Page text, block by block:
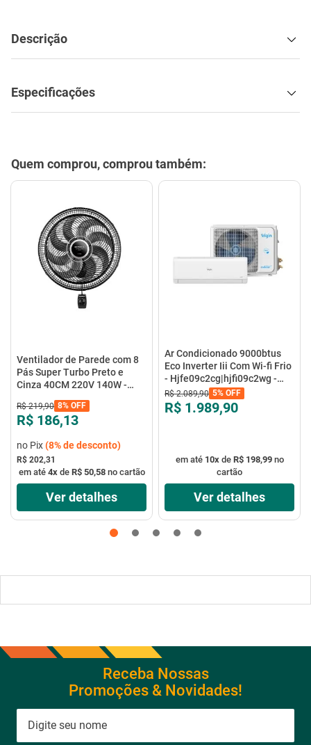
Descrição
Especificações
Quem comprou, comprou também:
Ventilador de Parede com 8
Pás Super Turbo Preto e
Cinza 40CM 220V 140W -
R$ 219,90 8% OFF
R$ 186,13
no Pix(8%de desconto)
R$ 202,31
em até 4xde R$ 50,58no cartão
Ver detalhes
Ar Condicionado 9000btus
Eco Inverter Iii Com Wi-fi Frio
- Hjfe09c2cg|hjfi09c2wg -
Elgin
R$ 2.089,90 5% OFF
R$ 1.989,90
em até 10xde R$ 198,99no
cartão
Ver detalhes
Receba Nossas
Promoções & Novidades!